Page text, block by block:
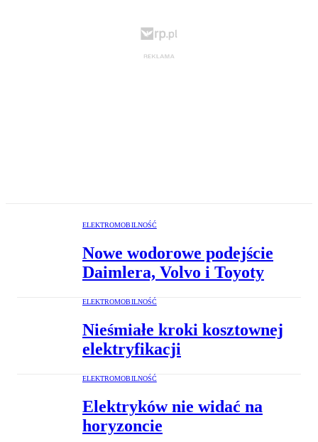
ELEKTROMOBILNOŚĆ
Nowe wodorowe podejście
Daimlera, Volvo i Toyoty
ELEKTROMOBILNOŚĆ
Nieśmiałe kroki kosztownej
elektryfikacji
ELEKTROMOBILNOŚĆ
Elektryków nie widać na
horyzoncie